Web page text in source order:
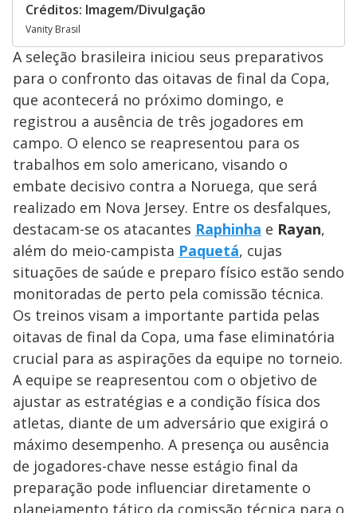
Créditos: Imagem/Divulgação
Vanity Brasil
A seleção brasileira iniciou seus preparativos
para o confronto das oitavas de final da Copa,
que acontecerá no próximo domingo, e
registrou a ausência de três jogadores em
campo. O elenco se reapresentou para os
trabalhos em solo americano, visando o
embate decisivo contra a Noruega, que será
realizado em Nova Jersey. Entre os desfalques,
destacam-se os atacantes Raphinha e Rayan,
além do meio-campista Paquetá, cujas
situações de saúde e preparo físico estão sendo
monitoradas de perto pela comissão técnica.
Os treinos visam a importante partida pelas
oitavas de final da Copa, uma fase eliminatória
crucial para as aspirações da equipe no torneio.
A equipe se reapresentou com o objetivo de
ajustar as estratégias e a condição física dos
atletas, diante de um adversário que exigirá o
máximo desempenho. A presença ou ausência
de jogadores-chave nesse estágio final da
preparação pode influenciar diretamente o
planejamento tático da comissão técnica para o